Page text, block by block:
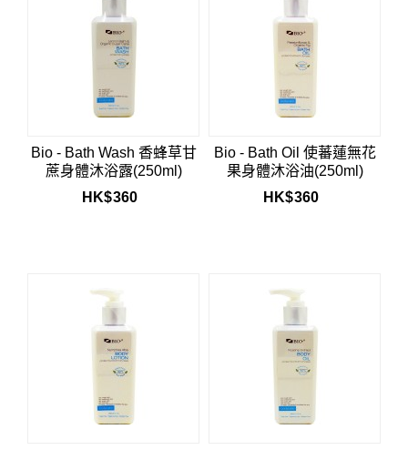
Bio - Bath Wash 香蜂草甘
蔗身體沐浴露(250ml)
HK$360
Bio - Bath Oil 使蕃蓮無花
果身體沐浴油(250ml)
HK$360